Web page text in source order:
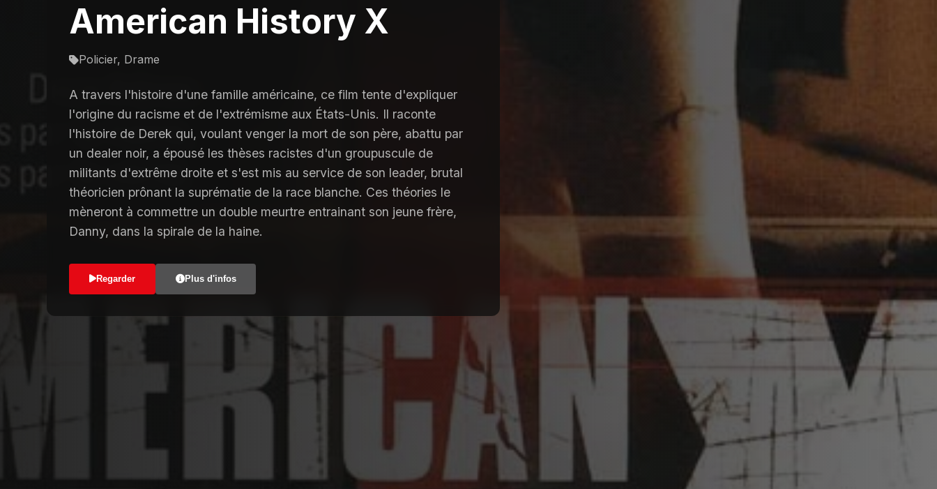
American History X
Policier, Drame
A travers l'histoire d'une famille américaine, ce film tente d'expliquer
l'origine du racisme et de l'extrémisme aux États-Unis. Il raconte
l'histoire de Derek qui, voulant venger la mort de son père, abattu par
un dealer noir, a épousé les thèses racistes d'un groupuscule de
militants d'extrême droite et s'est mis au service de son leader, brutal
théoricien prônant la suprématie de la race blanche. Ces théories le
mèneront à commettre un double meurtre entrainant son jeune frère,
Danny, dans la spirale de la haine.
Regarder Plus d'infos